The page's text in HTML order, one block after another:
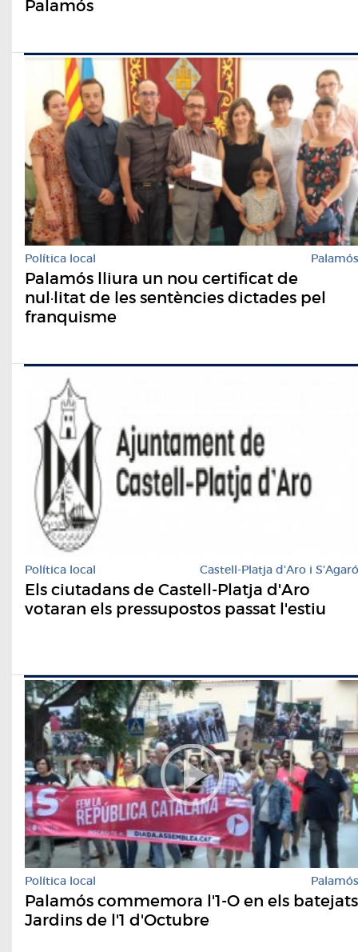
Palamós
Política local Palamós
Palamós lliura un nou certificat de
nul·litat de les sentències dictades pel
franquisme
Política local Castell-Platja d'Aro i S'Agaró
Els ciutadans de Castell-Platja d'Aro
votaran els pressupostos passat l'estiu
Política local Palamós
Palamós commemora l'1-O en els batejats
Jardins de l'1 d'Octubre